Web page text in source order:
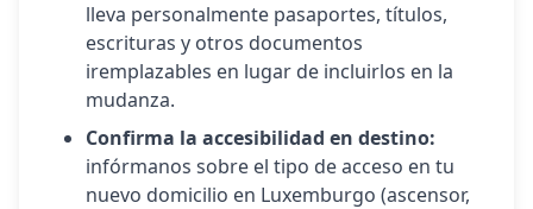
lleva personalmente pasaportes, títulos,
escrituras y otros documentos
iremplazables en lugar de incluirlos en la
mudanza.
Confirma la accesibilidad en destino:
infórmanos sobre el tipo de acceso en tu
nuevo domicilio en Luxemburgo (ascensor,